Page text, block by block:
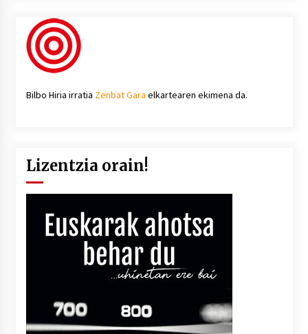
Bilbo Hiria irratia Zenbat Gara elkartearen ekimena da.
Lizentzia orain!